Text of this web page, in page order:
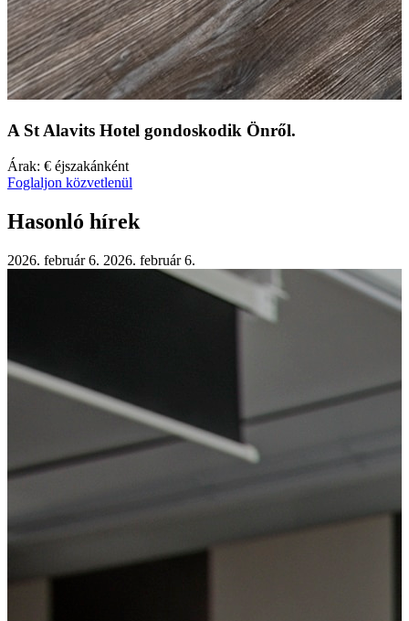
A St Alavits Hotel gondoskodik Önről.
Árak: € éjszakánként
Foglaljon közvetlenül
Hasonló hírek
2026. február 6. 2026. február 6.